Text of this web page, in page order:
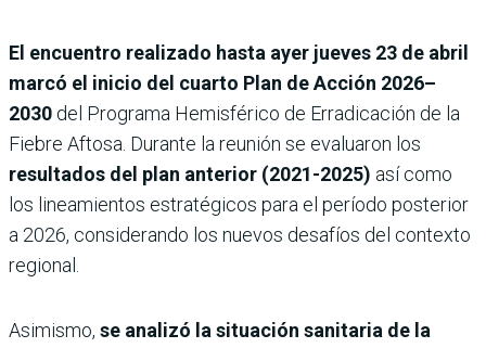
El encuentro realizado hasta ayer jueves 23 de abril
marcó el inicio del cuarto Plan de Acción 2026–
2030 del Programa Hemisférico de Erradicación de la
Fiebre Aftosa. Durante la reunión se evaluaron los
resultados del plan anterior (2021-2025) así como
los lineamientos estratégicos para el período posterior
a 2026, considerando los nuevos desafíos del contexto
regional.
Asimismo, se analizó la situación sanitaria de la